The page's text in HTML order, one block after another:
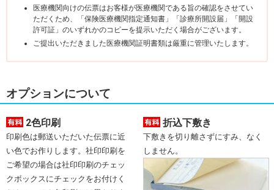
医療機関向けの伝票はお客様が医療機関である旨の確認をさせてい
ただくため、「保険医療機関指定通知書」「診療所開設届」「開設
許可証」のいずれかのコピーを提示いただく場合がございます。
ご提出いただきました医療機関証明書類は厳重に管理いたします。
オプションについて
2色印刷
印刷色は郵送いただいた伝票に近
い色でお作りします。社印印刷を
ご希望の場合は社印印刷のチェッ
クボックスにチェックをお付けく
折込下敷き
下敷きを切り離さずにすみ、なく
しません。